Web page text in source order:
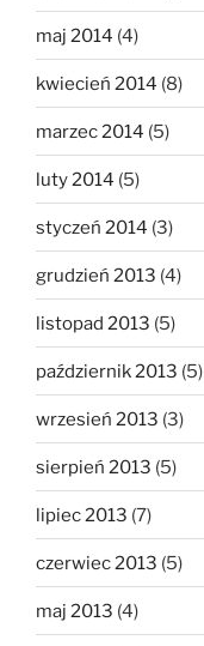
maj 2014 (4)
kwiecień 2014 (8)
marzec 2014 (5)
luty 2014 (5)
styczeń 2014 (3)
grudzień 2013 (4)
listopad 2013 (5)
październik 2013 (5)
wrzesień 2013 (3)
sierpień 2013 (5)
lipiec 2013 (7)
czerwiec 2013 (5)
maj 2013 (4)